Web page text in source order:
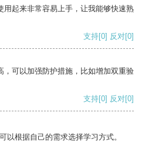
用起来非常容易上手，让我能够快速熟
支持[0] 反对[0]
，可以加强防护措施，比如增加双重验
支持[0] 反对[0]
以根据自己的需求选择学习方式。